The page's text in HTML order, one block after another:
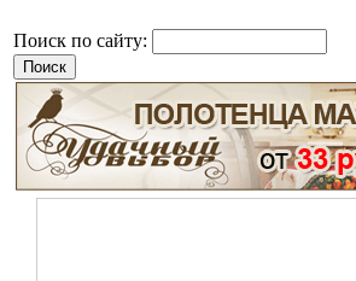
Поиск по сайту: